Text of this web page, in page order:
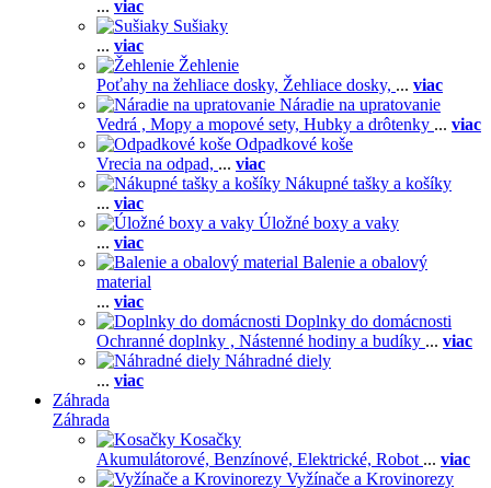
... viac
Sušiaky
... viac
Žehlenie
Poťahy na žehliace dosky, Žehliace dosky, ... viac
Náradie na upratovanie
Vedrá , Mopy a mopové sety, Hubky a drôtenky ... viac
Odpadkové koše
Vrecia na odpad, ... viac
Nákupné tašky a košíky
... viac
Úložné boxy a vaky
... viac
Balenie a obalový
material
... viac
Doplnky do domácnosti
Ochranné doplnky , Nástenné hodiny a budíky ... viac
Náhradné diely
... viac
Záhrada
Záhrada
Kosačky
Akumulátorové, Benzínové, Elektrické, Robot ... viac
Vyžínače a Krovinorezy